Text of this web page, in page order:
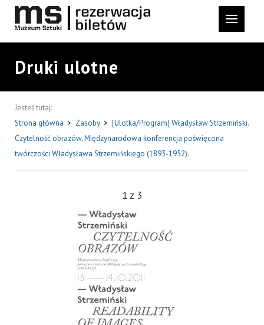
Druki ulotne
Jesteś tutaj:
Strona główna > Zasoby > [Ulotka/Program] Władysław Strzemiński.
Czytelność obrazów. Międzynarodowa konferencja poświęcona
twórczości Władysława Strzemińskiego (1893-1952).
1 z 3